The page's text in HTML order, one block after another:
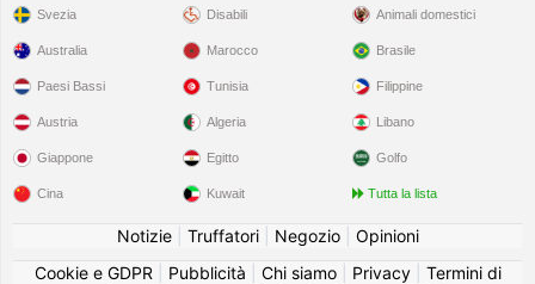
Svezia Disabili Animali domestici
Australia
Paesi Bassi
Austria
Giappone
Cina
Marocco
Tunisia
Algeria
Egitto
Kuwait
Brasile
Filippine
Libano
Golfo
Tutta la lista
Notizie| Truffatori| Negozio| Opinioni
Cookie e GDPR
Pubblicità Chi siamo| Privacy| Termini di